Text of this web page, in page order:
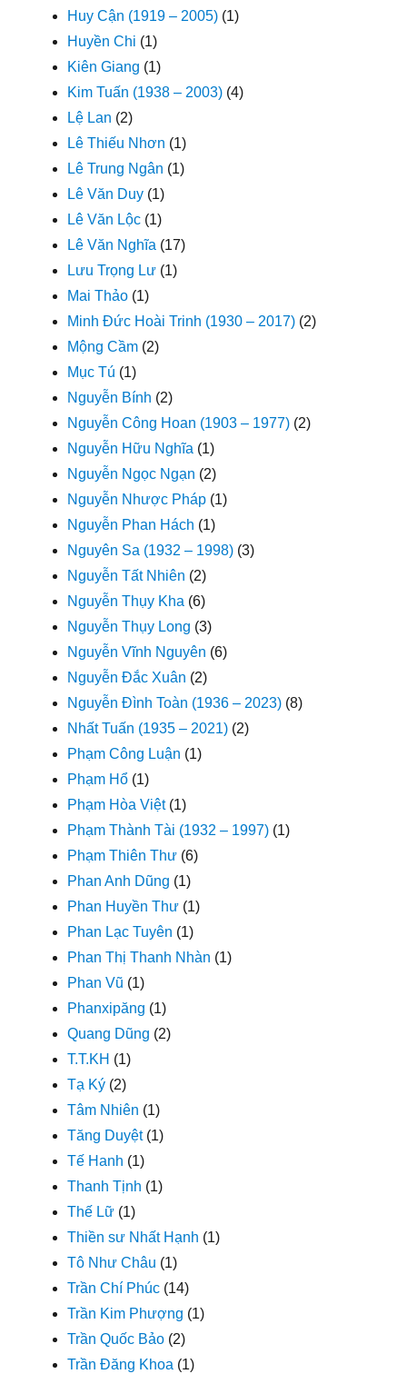
Huy Cận (1919 – 2005) (1)
Huyền Chi (1)
Kiên Giang (1)
Kim Tuấn (1938 – 2003) (4)
Lệ Lan (2)
Lê Thiếu Nhơn (1)
Lê Trung Ngân (1)
Lê Văn Duy (1)
Lê Văn Lộc (1)
Lê Văn Nghĩa (17)
Lưu Trọng Lư (1)
Mai Thảo (1)
Minh Đức Hoài Trinh (1930 – 2017) (2)
Mộng Cầm (2)
Mục Tú (1)
Nguyễn Bính (2)
Nguyễn Công Hoan (1903 – 1977) (2)
Nguyễn Hữu Nghĩa (1)
Nguyễn Ngọc Ngạn (2)
Nguyễn Nhược Pháp (1)
Nguyễn Phan Hách (1)
Nguyên Sa (1932 – 1998) (3)
Nguyễn Tất Nhiên (2)
Nguyễn Thụy Kha (6)
Nguyễn Thụy Long (3)
Nguyễn Vĩnh Nguyên (6)
Nguyễn Đắc Xuân (2)
Nguyễn Đình Toàn (1936 – 2023) (8)
Nhất Tuấn (1935 – 2021) (2)
Phạm Công Luận (1)
Phạm Hổ (1)
Phạm Hòa Việt(1)
Phạm Thành Tài (1932 – 1997) (1)
Phạm Thiên Thư (6)
Phan Anh Dũng (1)
Phan Huyền Thư (1)
Phan Lạc Tuyên (1)
Phan Thị Thanh Nhàn (1)
Phan Vũ (1)
Phanxipăng (1)
Quang Dũng (2)
T.T.KH (1)
Tạ Ký (2)
Tâm Nhiên (1)
Tăng Duyệt(1)
Tế Hanh (1)
Thanh Tịnh (1)
Thế Lữ (1)
Thiền sư Nhất Hạnh (1)
Tô Như Châu (1)
Trần Chí Phúc (14)
Trần Kim Phượng (1)
Trần Quốc Bảo (2)
Trần Đăng Khoa (1)